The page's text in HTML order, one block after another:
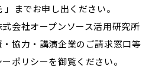
までお申し出ください。
会社オープンソース活用研究所
協力・講演企業のご請求窓口等
ポリシーを御覧ください。